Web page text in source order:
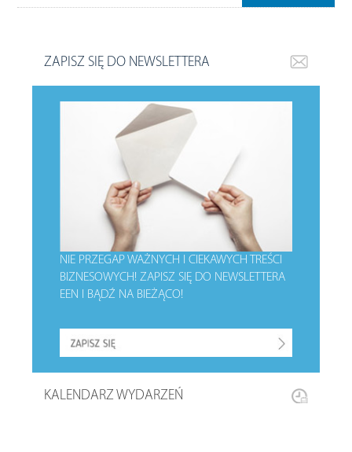
ZAPISZ SIĘ DO NEWSLETTERA
NIE PRZEGAP WAŻNYCH I CIEKAWYCH TREŚCI
BIZNESOWYCH!ZAPISZ SIĘ DO NEWSLETTERA
EEN I BĄDŹ NA BIEŻĄCO!
KALENDARZ WYDARZEŃ